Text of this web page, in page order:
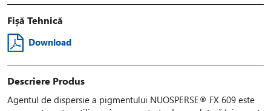
Fișă Tehnică
Download
Descriere Produs
Agentul de dispersie a pigmentului NUOSPERSE® FX 609 este